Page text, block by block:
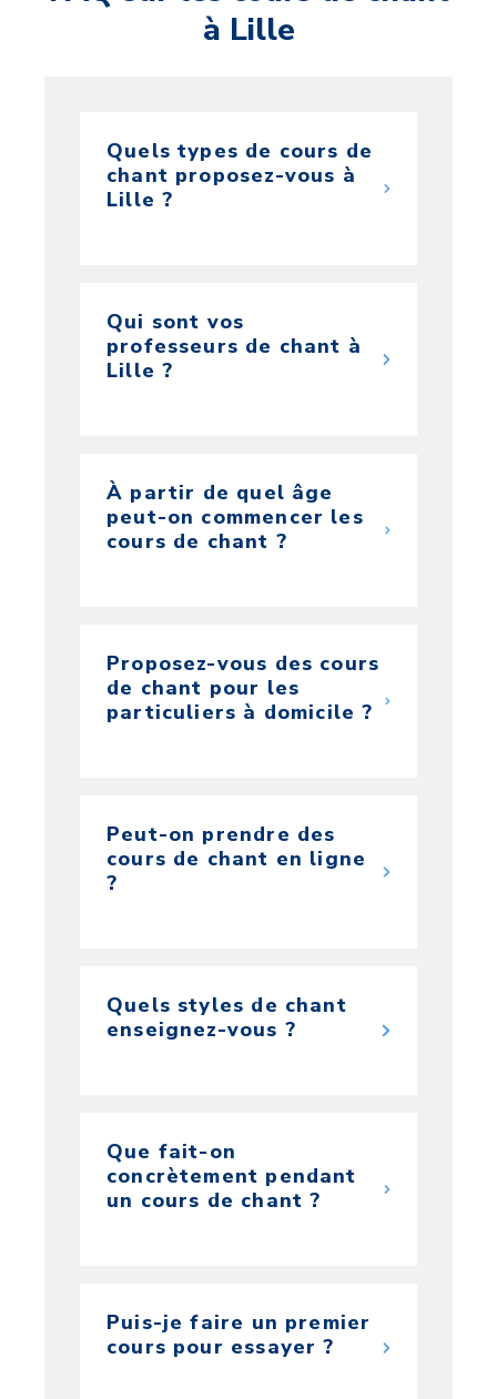
à Lille
Quels types de cours de
chant proposez-vous à
Lille ?
Qui sont vos
professeurs de chant à
Lille ?
À partir de quel âge
peut-on commencer les
cours de chant ?
Proposez-vous des cours
de chant pour les
particuliers à domicile ?
Peut-on prendre des
cours de chant en ligne
?
Quels styles de chant
enseignez-vous ?
Que fait-on
concrètement pendant
un cours de chant ?
Puis-je faire un premier
cours pour essayer ?